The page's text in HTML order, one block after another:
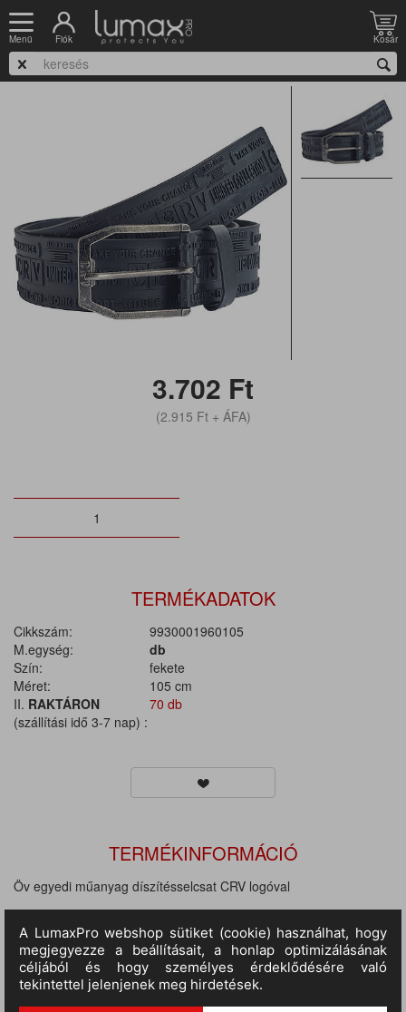
Menü Fiók Kosár
Nyitólap Munkaruházat Munkaruházati kiegészítők
3.702 Ft
(2.915 Ft+ ÁFA)
TERMÉKADATOK
Cikkszám:
9930001960105
M.egység:
db
Szín:
fekete
Méret:
105 cm
II. RAKTÁRON
(szállítási idő 3-7 nap) :
70 db
TERMÉKINFORMÁCIÓ
Öv egyedi műanyag díszítésselcsat CRV logóval
KAPCSOLÓDÓ, KIEGÉSZÍTŐ TERMÉKEK
EMERTON nadrágtartó NEURUM Hátizsák